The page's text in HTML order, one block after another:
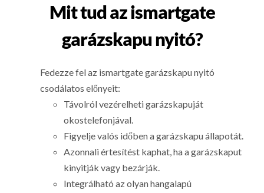
Mit tud az ismartgate
garázskapu nyitó?
Fedezze fel az ismartgate garázskapu nyitó
csodálatos előnyeit:
Távolról vezérelheti garázskapuját
okostelefonjával.
Figyelje valós időben a garázskapu állapotát.
Azonnali értesítést kaphat, ha a garázskaput
kinyitják vagy bezárják.
Integrálható az olyan hangalapú